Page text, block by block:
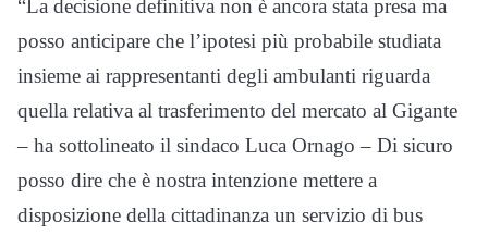
“La decisione definitiva non è ancora stata presa ma
posso anticipare che l’ipotesi più probabile studiata
insieme ai rappresentanti degli ambulanti riguarda
quella relativa al trasferimento del mercato al Gigante
– ha sottolineato il sindaco Luca Ornago – Di sicuro
posso dire che è nostra intenzione mettere a
disposizione della cittadinanza un servizio di bus